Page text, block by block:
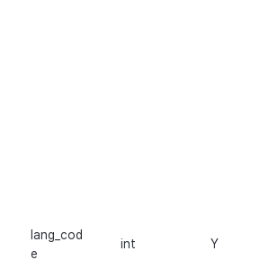
lang_cod
e
int Y